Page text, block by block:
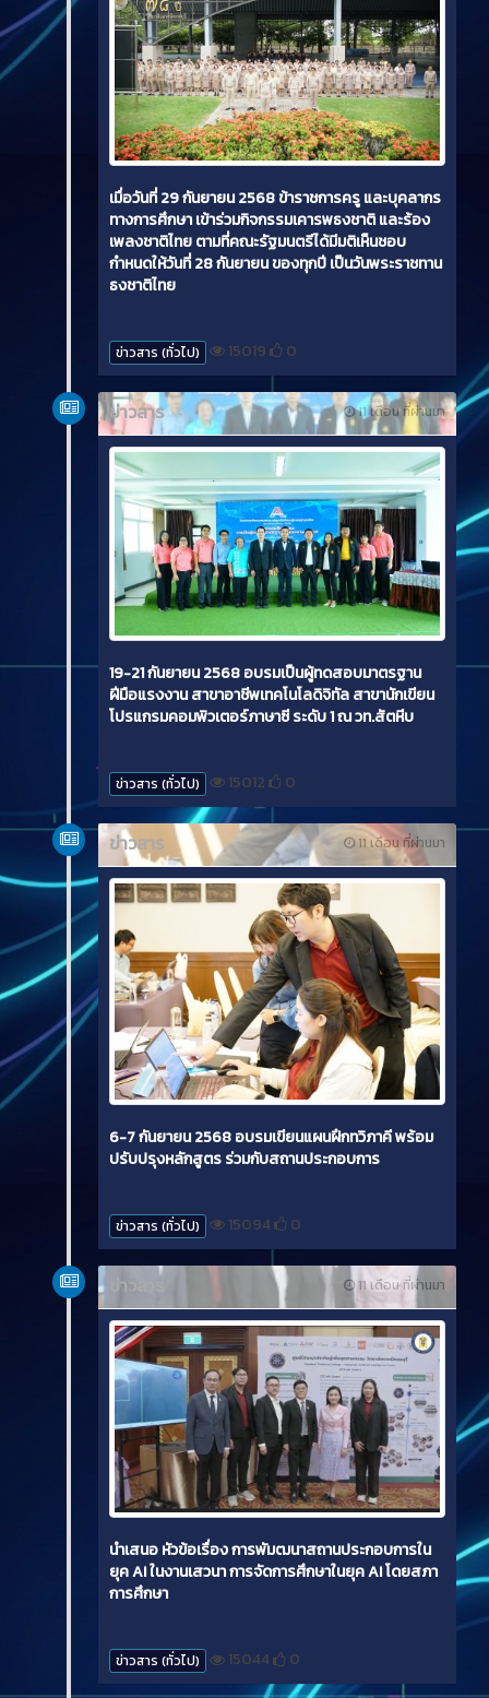
เมื่อวันที่ 29 กันยายน 2568 ข้าราชการครู และบุคลากร
ทางการศึกษา เข้าร่วมกิจกรรมเคารพธงชาติ และร้อง
เพลงชาติไทย ตามที่คณะรัฐมนตรีได้มีมติเห็นชอบ
กำหนดให้วันที่ 28 กันยายน ของทุกปี เป็นวันพระราชทาน
ธงชาติไทย
ข่าวสาร (ทั่วไป) 15019 0
11 เดือน ที่ผ่านมา
ข่าวสาร
19-21 กันยายน 2568 อบรมเป็นผู้ทดสอบมาตรฐาน
ฝีมือแรงงาน สาขาอาชีพเทคโนโลดิจิทัล สาขานักเขียน
โปรแกรมคอมพิวเตอร์ภาษาซี ระดับ 1 ณ วท.สัตหีบ
ข่าวสาร (ทั่วไป) 15012 0
11 เดือน ที่ผ่านมา
ข่าวสาร
6-7 กันยายน 2568 อบรมเขียนแผนฝึกทวิภาคี พร้อม
ปรับปรุงหลักสูตร ร่วมกับสถานประกอบการ
ข่าวสาร (ทั่วไป) 15094 0
11 เดือน ที่ผ่านมา
ข่าวสาร
นำเสนอ หัวข้อเรื่อง การพัมฒนาสถานประกอบการใน
ยุค AI ในงานเสวนา การจัดการศึกษาในยุค AI โดยสภา
การศึกษา
ข่าวสาร (ทั่วไป) 15044 0